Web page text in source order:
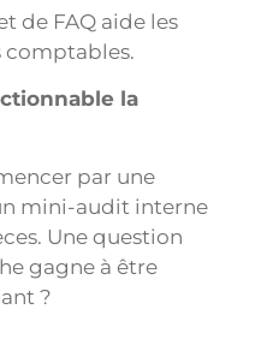
de FAQ aide les
comptables.
la
par une
mini-audit interne
Une question
gagne à être
?